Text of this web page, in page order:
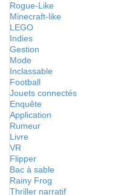
Rogue-Like
Minecraft-like
LEGO
Indies
Gestion
Mode
Inclassable
Football
Jouets connectés
Enquête
Application
Rumeur
Livre
VR
Flipper
Bac à sable
Rainy Frog
Thriller narratif